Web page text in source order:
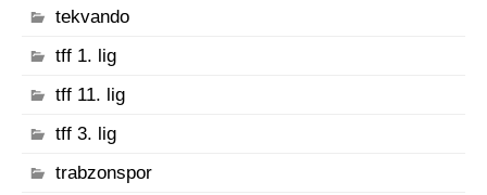
tekvando
tff 1. lig
tff 11. lig
tff 3. lig
trabzonspor